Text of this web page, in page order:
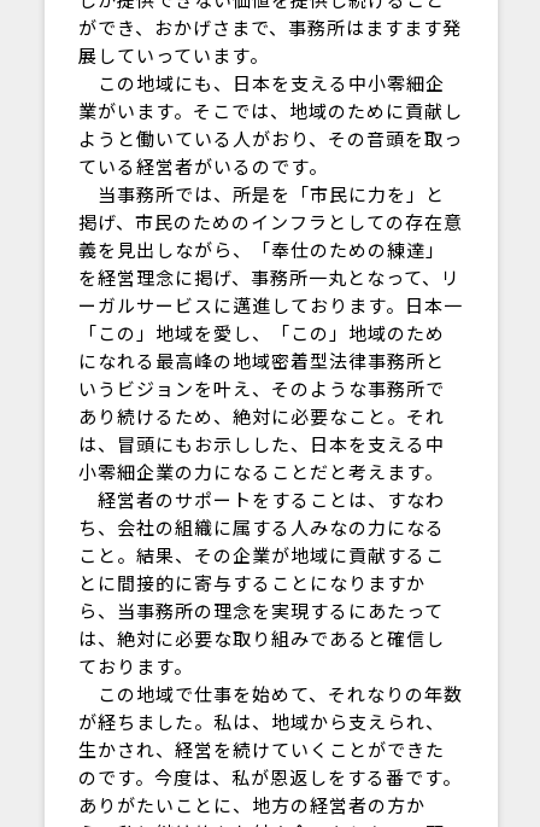
ができ、おかげさまで、事務所はますます発
展していっています。
この地域にも、日本を支える中小零細企
業がいます。そこでは、地域のために貢献し
ようと働いている人がおり、その音頭を取っ
ている経営者がいるのです。
当事務所では、所是を「市民に力を」と
掲げ、市民のためのインフラとしての存在意
義を見出しながら、「奉仕のための練達」
を経営理念に掲げ、事務所一丸となって、リ
ーガルサービスに邁進しております。日本一
「この」地域を愛し、「この」地域のため
になれる最高峰の地域密着型法律事務所と
いうビジョンを叶え、そのような事務所で
あり続けるため、絶対に必要なこと。それ
は、冒頭にもお示しした、日本を支える中
小零細企業の力になることだと考えます。
経営者のサポートをすることは、すなわ
ち、会社の組織に属する人みなの力になる
こと。結果、その企業が地域に貢献するこ
とに間接的に寄与することになりますか
ら、当事務所の理念を実現するにあたって
は、絶対に必要な取り組みであると確信し
ております。
この地域で仕事を始めて、それなりの年数
が経ちました。私は、地域から支えられ、
生かされ、経営を続けていくことができた
のです。今度は、私が恩返しをする番です。
ありがたいことに、地方の経営者の方か